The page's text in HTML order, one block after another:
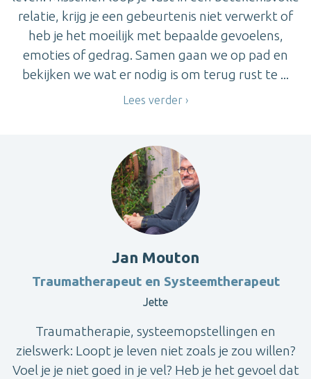
relatie, krijg je een gebeurtenis niet verwerkt of
heb je het moeilijk met bepaalde gevoelens,
emoties of gedrag. Samen gaan we op pad en
bekijken we wat er nodig is om terug rust te ...
Lees verder
Jan Mouton
Traumatherapeut en Systeemtherapeut
Jette
Traumatherapie, systeemopstellingen en
zielswerk: Loopt je leven niet zoals je zou willen?
Voel je je niet goed in je vel? Heb je het gevoel dat